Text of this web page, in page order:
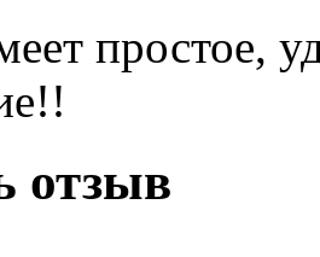
простое,
отзыв